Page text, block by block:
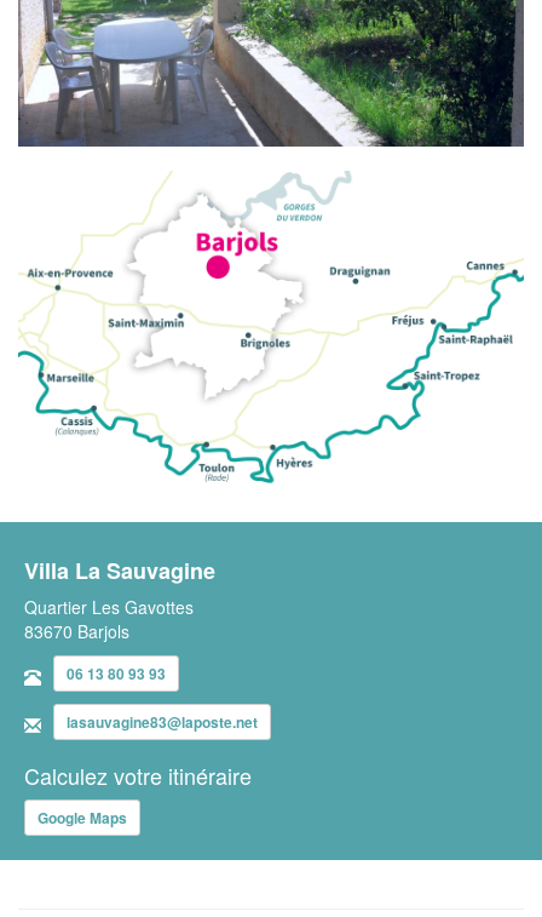
Villa La Sauvagine
Quartier Les Gavottes
83670 Barjols
06 13 80 93 93
lasauvagine83@laposte.net
Calculez votre itinéraire
Google Maps